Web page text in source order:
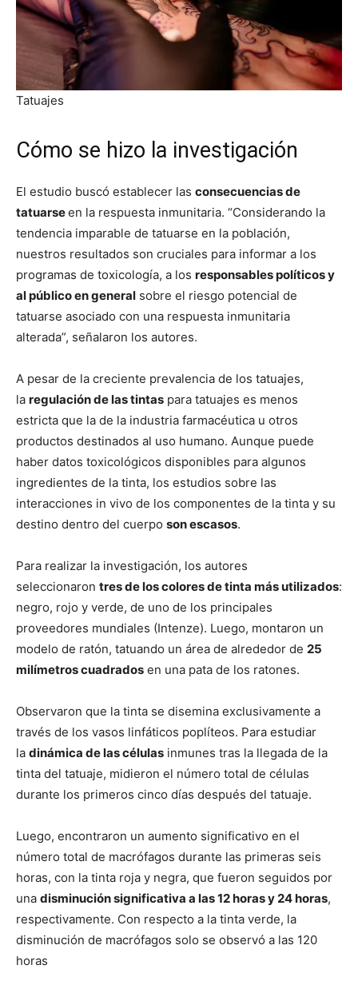
Tatuajes
Cómo se hizo la investigación
El estudio buscó establecer las consecuencias de
tatuarseen la respuesta inmunitaria. “Considerando la
tendencia imparable de tatuarse en la población,
nuestros resultados son cruciales para informar a los
programas de toxicología, a los responsables políticos y
al público en general sobre el riesgo potencial de
tatuarse asociado con una respuesta inmunitaria
alterada”, señalaron los autores.
A pesar de la creciente prevalencia de los tatuajes,
la regulación de las tintas para tatuajes es menos
estricta que la de la industria farmacéutica u otros
productos destinados al uso humano. Aunque puede
haber datos toxicológicos disponibles para algunos
ingredientes de la tinta, los estudios sobre las
interacciones in vivo de los componentes de la tinta y su
destino dentro del cuerpo son escasos.
Para realizar la investigación, los autores
seleccionaron tres de los colores de tinta más utilizados:
negro, rojo y verde, de uno de los principales
proveedores mundiales (Intenze). Luego, montaron un
modelo de ratón, tatuando un área de alrededor de 25
milímetros cuadrados en una pata de los ratones.
Observaron que la tinta se disemina exclusivamente a
través de los vasos linfáticos poplíteos. Para estudiar
la dinámica de las células inmunes tras la llegada de la
tinta del tatuaje, midieron el número total de células
durante los primeros cinco días después del tatuaje.
Luego, encontraron un aumento significativo en el
número total de macrófagos durante las primeras seis
horas, con la tinta roja y negra, que fueron seguidos por
una disminución significativa a las 12 horas y 24 horas,
respectivamente. Con respecto a la tinta verde, la
disminución de macrófagos solo se observó a las 120
horas